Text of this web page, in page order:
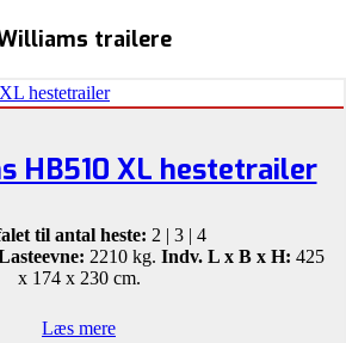
trailere
HB510 XL hestetrailer
til antal heste: 2 | 3 | 4
2210 kg. Indv. L x B x H: 425
x 174 x 230 cm.
Læs mere